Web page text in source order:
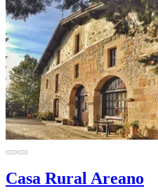
Casa Rural Areano